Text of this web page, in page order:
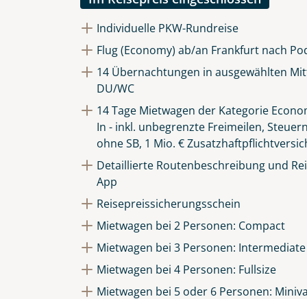
Individuelle PKW-Rundreise
Flug (Economy) ab/an Frankfurt nach
14 Übernachtungen in ausgewählten
DU/WC
14 Tage Mietwagen der Kategorie
In - inkl. unbegrenzte Freimeilen,
ohne SB, 1 Mio. €
Detaillierte Routenbeschreibung und
App
Reisepreissicherungsschein
Mietwagen bei 2 Personen: Compact
Mietwagen bei 3 Personen: Intermediate
Mietwagen bei 4 Personen: Fullsize
Mietwagen bei 5 oder 6 Personen: